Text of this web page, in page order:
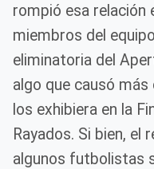
rompió esa relación
miembros del
eliminatoria del
algo que causó
los exhibiera en la
Rayados. Si bien, el
algunos futbolistas